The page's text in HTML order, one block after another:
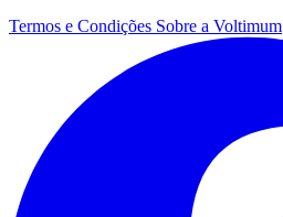
Termos e Condições Sobre a Voltimum